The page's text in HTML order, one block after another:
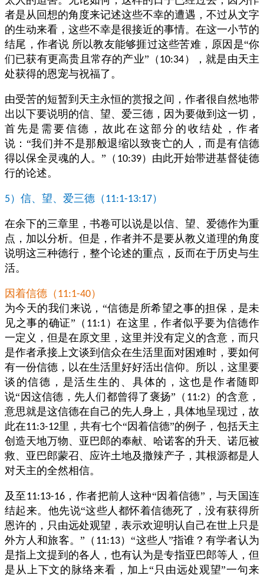
者是从回想的角度来记述这些不幸的遭遇，不过从文字
的生动来看，这些不幸是很接近的事情。在这一小节的
结尾，作者说 所以教友能够捱过这些苦难，原因是“你
们已获有更高贵且常存的产业”（ 10:34 ），就是由天主
处获得的恩宠与祝福了。
由受苦的短暂到天主永恒的赏报之间，作者很自然地带
出以下要说明的信、望、爱三德，因为要做到这一切，
首先是需要信德，故此在这部分的收结处，作者
说：“我们并不是那般退缩以致丧亡的人，而是有信德
得以保全灵魂的人。”（ 10:39）由此开始带进基督徒德
行的论述。
5 ）信、望、爱三德（ 11:1-13:17）
在余下的三章里，书卷可以说是以信、望、爱德作为重
点，加以分析。但是，作者并不是要从教义道理的角度
说明这三种德行，整个论述的重点，反而在于历史与生
活。
因着信德（ 11:1-40）
为今天的我们来说，“信德是所希望之事的担保，是未
见之事的确证”（ 11:1 ）在这里，作者似乎要为信德作
一定义，但是在原文里，这里并没有定义的含意，而只
是作者承接上文谈到信众在生活里面对困难时，要如何
有一份信德，以在生活里好好活出信仰。所以，这里要
谈的信德，是活生生的、具体的，这也是作者随即
说“因这信德，先人们都曾得了褒扬”（ 11:2）的含意，
意思就是这信德在自己的先人身上，具体地呈现过，故
此在11:3-12里，共有七个“因着信德”的例子，包括天主
创造天地万物、亚巴郎的奉献、哈诺客的升天、诺厄被
救、亚巴郎蒙召、应许土地及撒辣产子，其根源都是人
对天主的全然相信。
及至11:13-16，作者把前人这种“因着信德”，与天国连
结起来。他先说“这些人都怀着信德死了，没有获得所
恩许的，只由远处观望，表示欢迎明认自己在世上只是
外方人和旅客。”（ 11:13）“这些人”指谁？有学者认为
是指上文提到的各人，也有认为是专指亚巴郎等人，但
是从上下文的脉络来看，加上“只由远处观望”一句来